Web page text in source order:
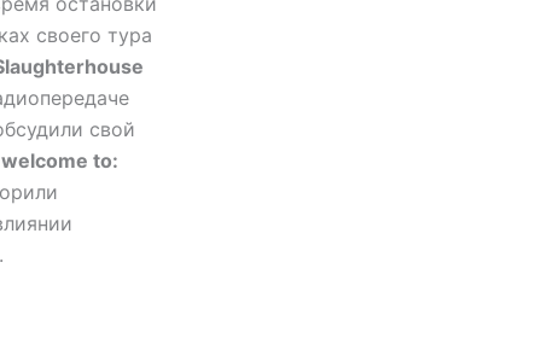
своего тура
свой
welcome to: